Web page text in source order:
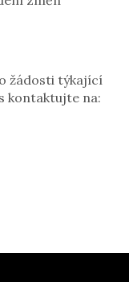
žádosti týkající
kontaktujte na: